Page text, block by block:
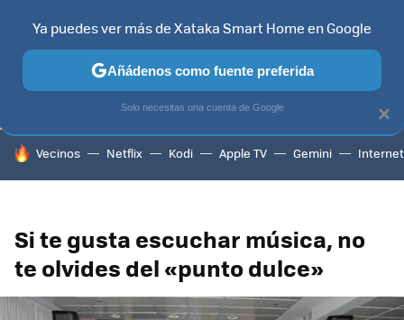
TELEVISORES CONTENIDOS SMART TV SELECCIÓN
HOY SE HABLA DE
Vecinos Netflix Kodi Apple TV Gemini Internet
Si te gusta escuchar música, no
te olvides del «punto dulce»
×
Ya puedes ver más de Xataka Smart Home en Google
Añádenos como fuente preferida
Solo necesitas una cuenta de Google